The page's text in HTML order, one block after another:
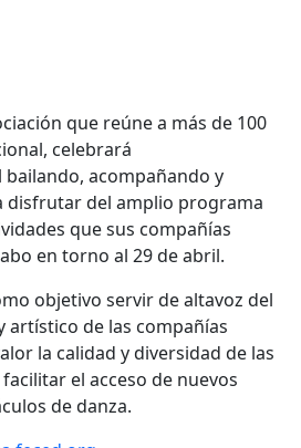
que reúne a más de 100
celebrará
acompañando y
disfrutar del amplio programa
que sus compañías
en torno al 29 de abril.
objetivo servir de altavoz del
de las compañías
la calidad y diversidad de las
el acceso de nuevos
de danza.